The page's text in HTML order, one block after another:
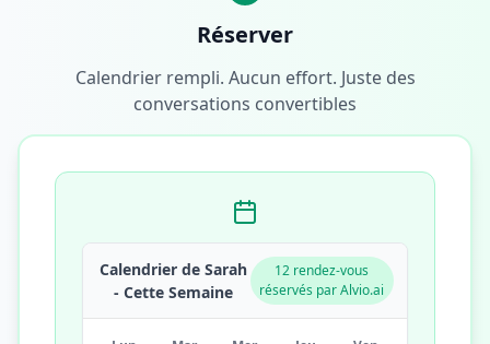
Réserver
Calendrier rempli. Aucun effort. Juste des
conversations convertibles
Calendrier de Sarah
- Cette Semaine
12 rendez-vous
réservés par Alvio.ai